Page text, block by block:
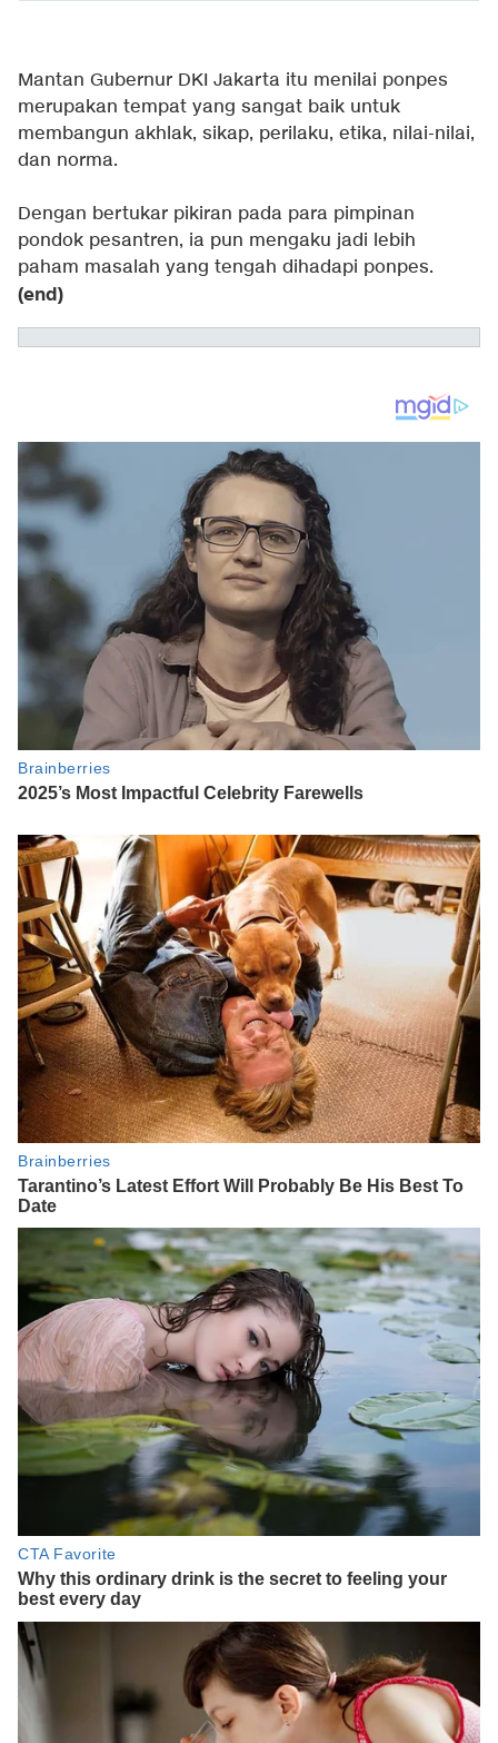
Mantan Gubernur DKI Jakarta itu menilai ponpes
merupakan tempat yang sangat baik untuk
membangun akhlak, sikap, perilaku, etika, nilai-nilai,
dan norma.
Dengan bertukar pikiran pada para pimpinan
pondok pesantren, ia pun mengaku jadi lebih
paham masalah yang tengah dihadapi ponpes.
(end)